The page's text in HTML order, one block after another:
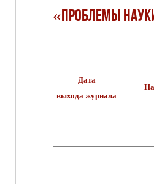
«Проблемы
Дата
выходажурнала